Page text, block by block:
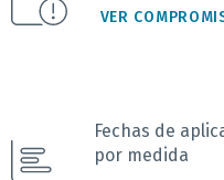
VER
Fechas de
por medida